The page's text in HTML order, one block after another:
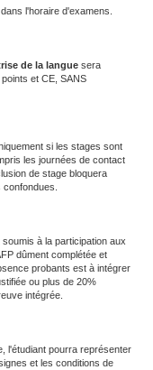
l'horaire d'examens.
de la langue sera
et CE, SANS
si les stages sont
les journées de contact
de stage bloquera
à la participation aux
dûment complétée et
probants est à intégrer
ou plus de 20%
intégrée.
l'étudiant pourra représenter
et les conditions de